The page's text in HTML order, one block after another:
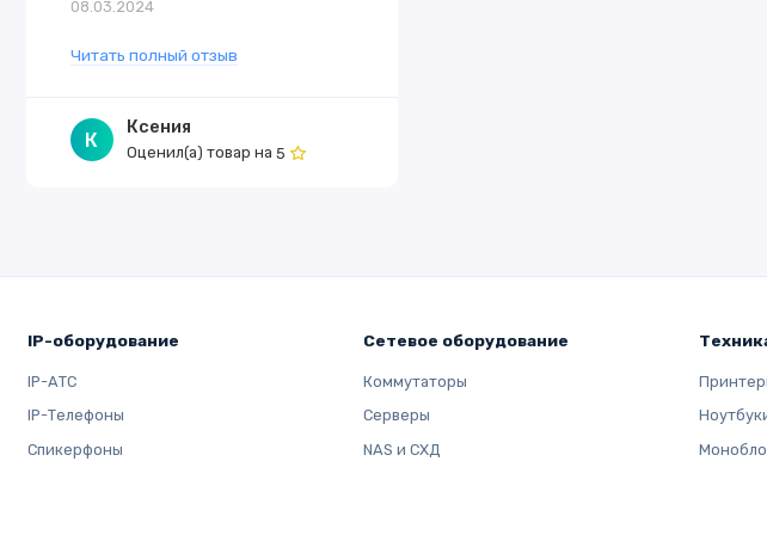
08.03.2024
Читать полный отзыв
К
Ксения
Оценил(а) товар на5
IP-оборудование
IP-АТС
IP-Телефоны
Спикерфоны
Сетевое оборудование
Коммутаторы
Серверы
NAS и СХД